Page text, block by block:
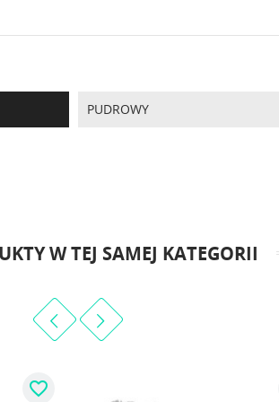
PUDROWY
W TEJ SAMEJ KATEGORII
favorite_border